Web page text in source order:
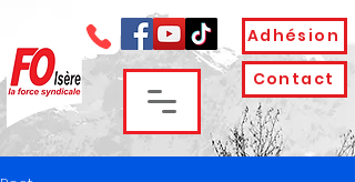
Adhésion
Contact